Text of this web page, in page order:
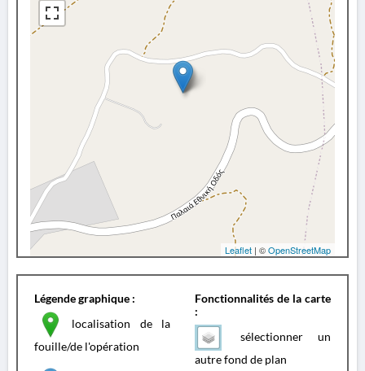
Leaflet | ©OpenStreetMap
Légende graphique :
localisation de la
fouille/de l'opération
Fonctionnalités de la carte
:
sélectionner un
autre fond de plan